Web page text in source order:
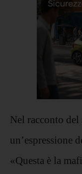
Nel racconto del
un’espressione
«Questa è la